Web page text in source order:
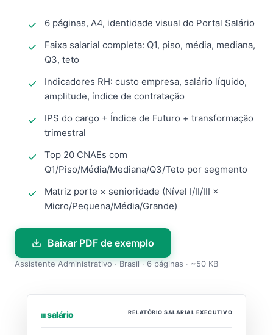
6 páginas, A4, identidade visual do Portal Salário
Faixa salarial completa: Q1, piso, média, mediana,
Q3, teto
Indicadores RH: custo empresa, salário líquido,
amplitude, índice de contratação
IPS do cargo + Índice de Futuro + transformação
trimestral
Top 20 CNAEs com
Q1/Piso/Média/Mediana/Q3/Teto por segmento
Matriz porte × senioridade (Nível I/II/III ×
Micro/Pequena/Média/Grande)
Baixar PDF de exemplo
Assistente Administrativo · Brasil · 6 páginas · ~50 KB
⏐⏐⏐ salário RELATÓRIO SALARIAL EXECUTIVO